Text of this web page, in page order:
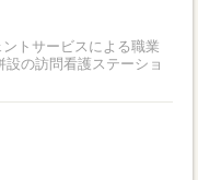
トサービスによる職業
の訪問看護ステーショ